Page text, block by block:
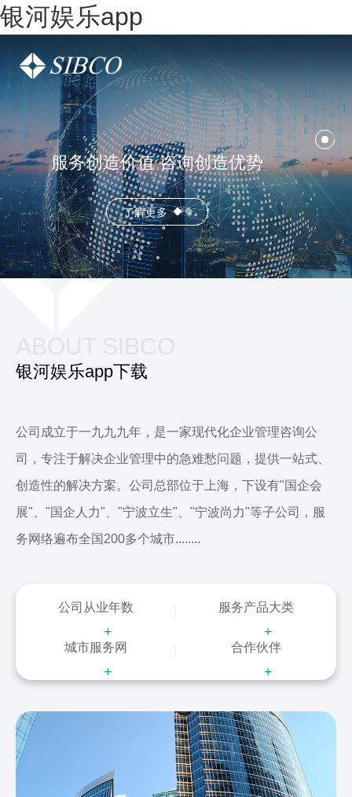
银河娱乐app
服务创造价值 咨询创造优势
了解更多
银河娱乐app下载
公司成立于一九九九年，是一家现代化企业管理咨询公
司，专注于解决企业管理中的急难愁问题，提供一站式、
创造性的解决方案。公司总部位于上海，下设有"国企会
展"、"国企人力"、"宁波立生"、"宁波尚力"等子公司，服
务网络遍布全国200多个城市........
公司从业年数
+
服务产品大类
+
城市服务网
+
合作伙伴
+